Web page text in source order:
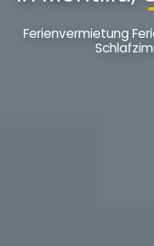
Ferienvermietung